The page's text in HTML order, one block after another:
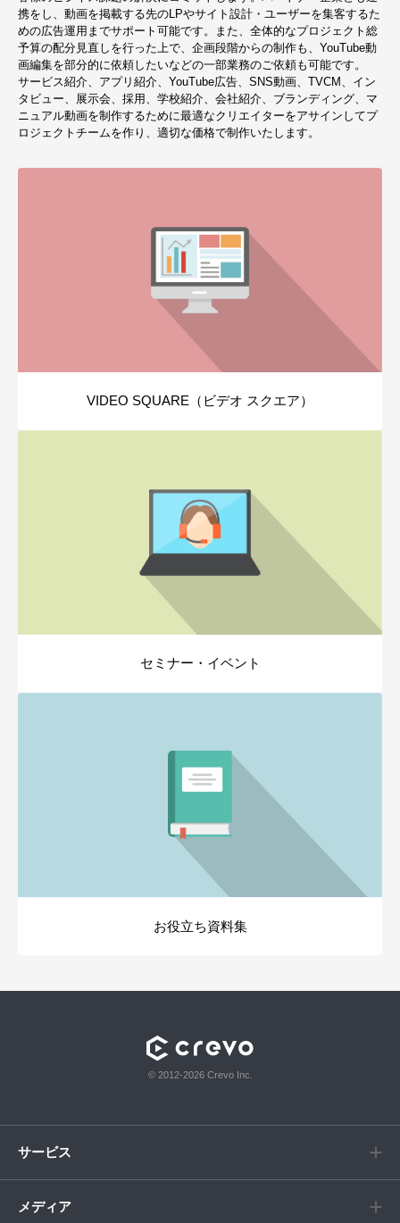
携をし、動画を掲載する先のLPやサイト設計・ユーザーを集客するた
めの広告運用までサポート可能です。また、全体的なプロジェクト総
予算の配分見直しを行った上で、企画段階からの制作も、YouTube動
画編集を部分的に依頼したいなどの一部業務のご依頼も可能です。
サービス紹介、アプリ紹介、YouTube広告、SNS動画、TVCM、イン
タビュー、展示会、採用、学校紹介、会社紹介、ブランディング、マ
ニュアル動画を制作するために最適なクリエイターをアサインしてプ
ロジェクトチームを作り、適切な価格で制作いたします。
VIDEO SQUARE（ビデオ スクエア）
セミナー・イベント
お役立ち資料集
© 2012-2026 Crevo Inc.
サービス
メディア